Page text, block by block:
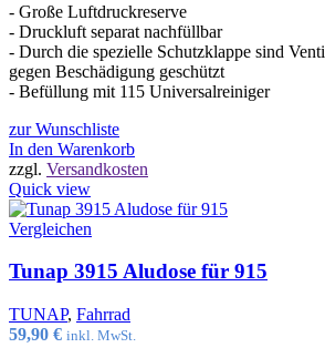
- Große Luftdruckreserve
- Druckluft separat nachfüllbar
- Durch die spezielle Schutzklappe sind
gegen Beschädigung geschützt
- Befüllung mit 115 Universalreiniger
zur Wunschliste
In den Warenkorb
zzgl. Versandkosten
Quick view
Vergleichen
Tunap 3915 Aludose für 915
TUNAP, Fahrrad
59,90 € inkl. MwSt.